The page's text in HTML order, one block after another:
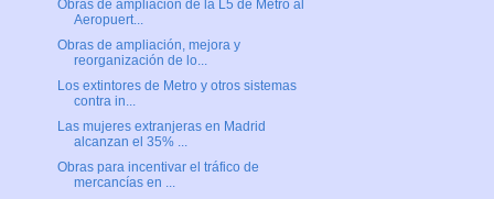
Obras de ampliación de la L5 de Metro al
Aeropuert...
Obras de ampliación, mejora y
reorganización de lo...
Los extintores de Metro y otros sistemas
contra in...
Las mujeres extranjeras en Madrid
alcanzan el 35% ...
Obras para incentivar el tráfico de
mercancías en ...